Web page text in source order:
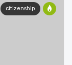
citizenship